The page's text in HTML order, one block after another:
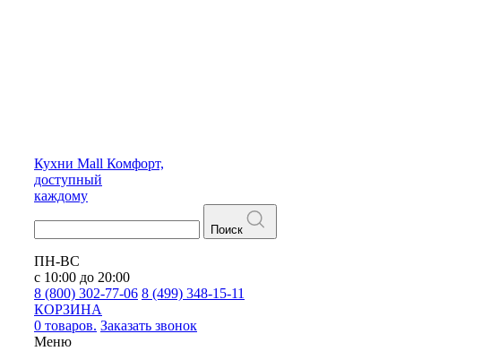
Кухни Mall Комфорт,
доступный
каждому
Поиск
ПН-ВС
с 10:00 до 20:00
8 (800) 302-77-06 8 (499) 348-15-11
КОРЗИНА
0 товаров. Заказать звонок
Меню